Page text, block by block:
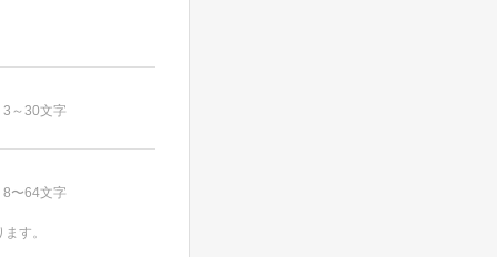
～30文字
〜64文字
す。